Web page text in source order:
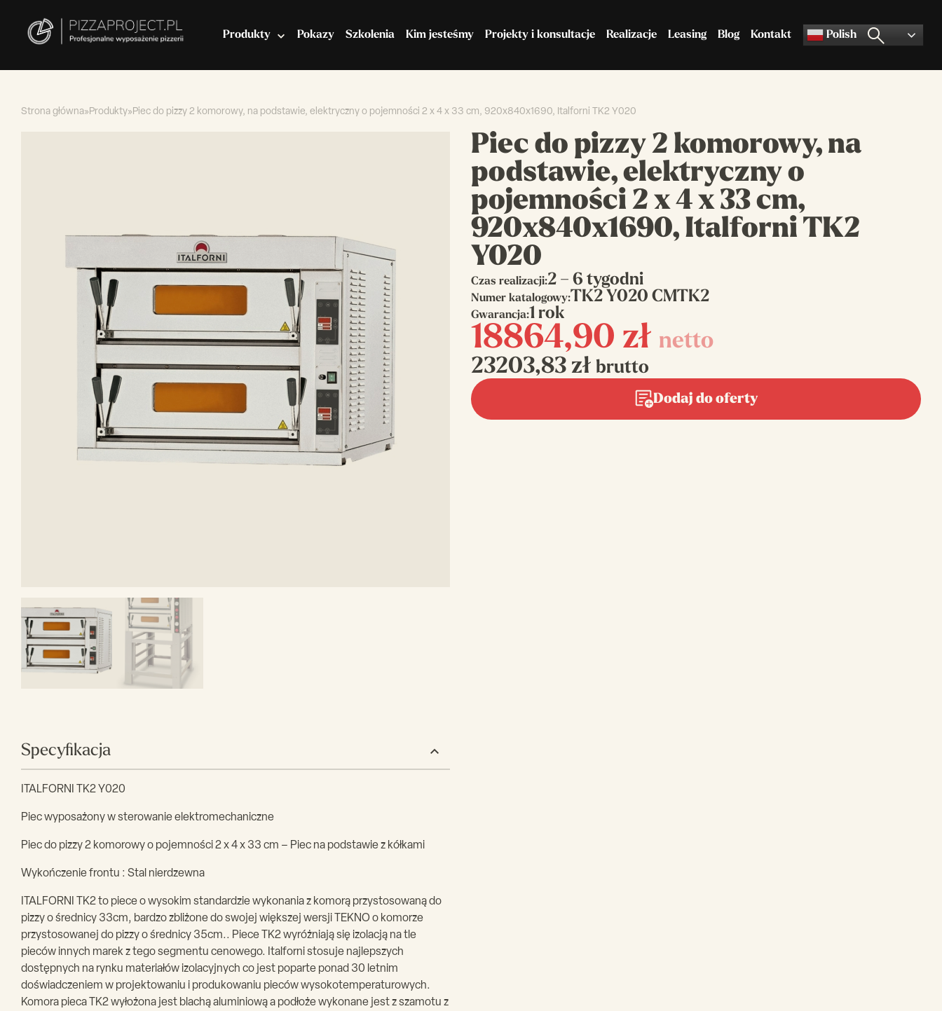
Produkty Pokazy Szkolenia Kim jesteśmy Projekty i konsultacje Realizacje Leasing Blog Kontakt Polish
Chłodnictwo Akcesoria do pizzy
Strona główna»Produkty»Piec do pizzy 2 komorowy, na podstawie, elektryczny o pojemności 2 x 4 x 33 cm, 920x840x1690, Italforni TK2 Y020
Piec do pizzy 2 komorowy, na
podstawie, elektryczny o
pojemności 2 x 4 x 33 cm,
920x840x1690, Italforni TK2
Y020
Czas realizacji:2 – 6 tygodni
Numer katalogowy:TK2 Y020 CMTK2
Gwarancja:1 rok
18864,90 zł netto
23203,83 zł brutto
Dodaj do oferty
Specyfikacja
ITALFORNI TK2 Y020
Piec wyposażony w sterowanie elektromechaniczne
Piec do pizzy 2 komorowy o pojemności 2 x 4 x 33 cm – Piec na podstawie z kółkami
Wykończenie frontu : Stal nierdzewna
ITALFORNI TK2 to piece o wysokim standardzie wykonania z komorą przystosowaną do
pizzy o średnicy 33cm, bardzo zbliżone do swojej większej wersji TEKNO o komorze
przystosowanej do pizzy o średnicy 35cm.. Piece TK2 wyróżniają się izolacją na tle
pieców innych marek z tego segmentu cenowego. Italforni stosuje najlepszych
dostępnych na rynku materiałów izolacyjnych co jest poparte ponad 30 letnim
doświadczeniem w projektowaniu i produkowaniu pieców wysokotemperaturowych.
Komora pieca TK2 wyłożona jest blachą aluminiową a podłoże wykonane jest z szamotu z